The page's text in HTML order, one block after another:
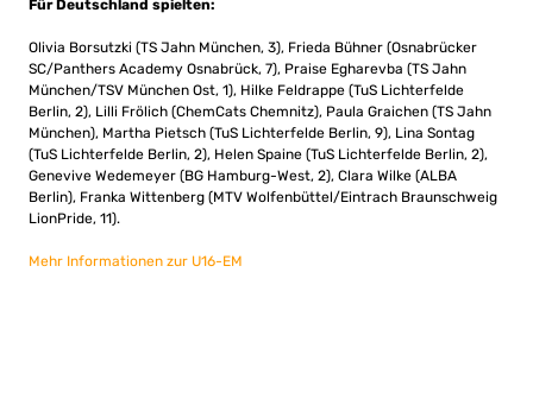
Für Deutschland spielten:
Olivia Borsutzki (TS Jahn München, 3), Frieda Bühner (Osnabrücker
SC/Panthers Academy Osnabrück, 7), Praise Egharevba (TS Jahn
München/TSV München Ost, 1), Hilke Feldrappe (TuS Lichterfelde
Berlin, 2), Lilli Frölich (ChemCats Chemnitz), Paula Graichen (TS Jahn
München), Martha Pietsch (TuS Lichterfelde Berlin, 9), Lina Sontag
(TuS Lichterfelde Berlin, 2), Helen Spaine (TuS Lichterfelde Berlin, 2),
Genevive Wedemeyer (BG Hamburg-West, 2), Clara Wilke (ALBA
Berlin), Franka Wittenberg (MTV Wolfenbüttel/Eintrach Braunschweig
LionPride, 11).
Mehr Informationen zur U16-EM